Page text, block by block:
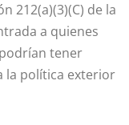
212(a)(3)(C) de la
a quienes
tener
la política exterior